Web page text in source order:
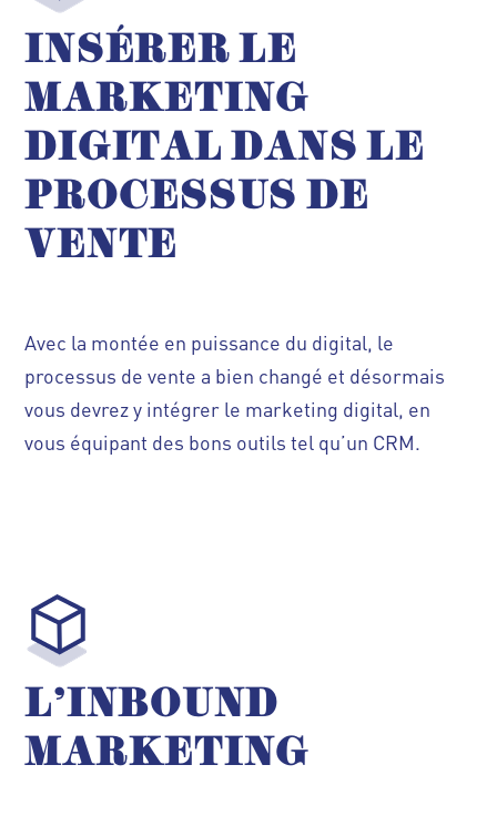
INSÉRER LE
MARKETING
DIGITAL DANS LE
PROCESSUS DE
VENTE
Avec la montée en puissance du digital, le
processus de vente a bien changé et désormais
vous devrez y intégrer le marketing digital, en
vous équipant des bons outils tel qu’un CRM.
L’INBOUND
MARKETING